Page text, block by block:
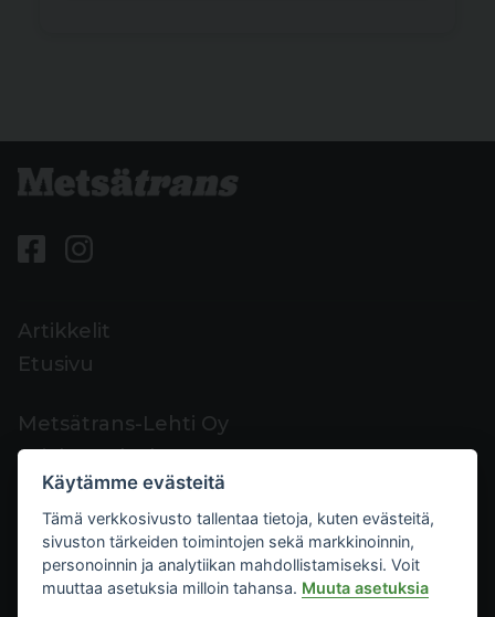
Artikkelit
Etusivu
Metsätrans-Lehti Oy
Asiakaspalvelu
Yhteystiedot
Palaute
Mediakortti
Käytämme evästeitä
Tämä verkkosivusto tallentaa tietoja, kuten evästeitä,
sivuston tärkeiden toimintojen sekä markkinoinnin,
personoinnin ja analytiikan mahdollistamiseksi. Voit
muuttaa asetuksia milloin tahansa. Muuta asetuksia